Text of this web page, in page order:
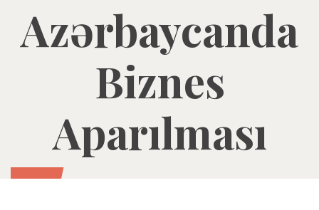
Azərbaycanda
Biznes
Aparılması